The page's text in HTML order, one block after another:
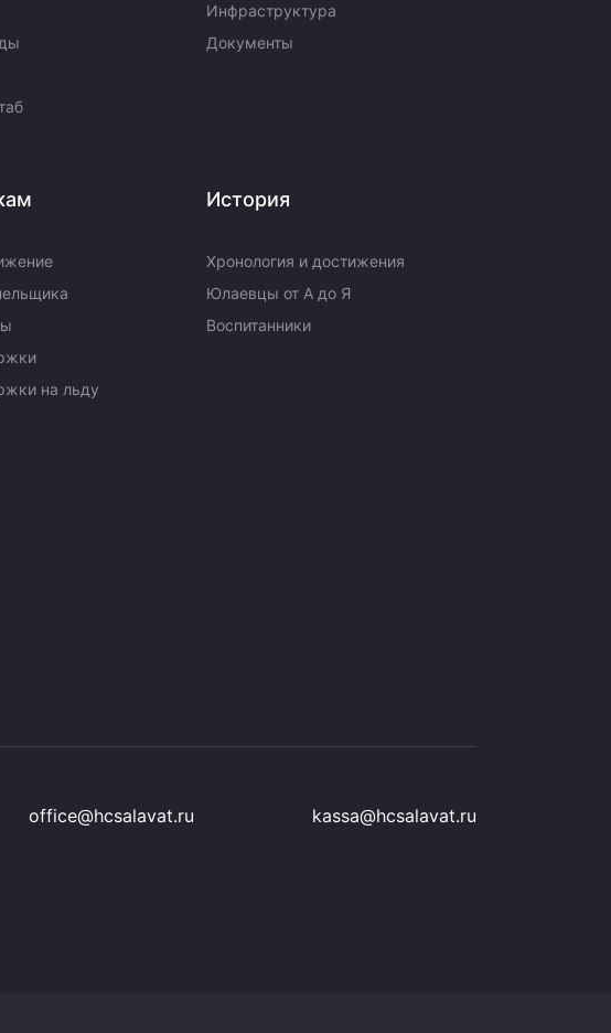
Инфраструктура
Документы
на льду
История
Хронология и достижения
Юлаевцы от А до Я
Воспитанники
office@hcsalavat.ru kassa@hcsalavat.ru